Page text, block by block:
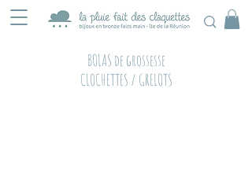
BOLAS de grossesse
CLOCHETTES / GRELOTS